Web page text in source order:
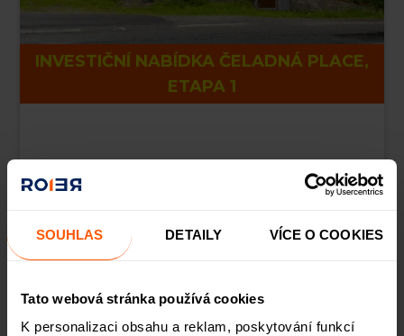
SOUHLAS DETAILY VÍCE O COOKIES
Tato webová stránka používá cookies
K personalizaci obsahu a reklam, poskytování funkcí
INVESTIČNÍ NABÍDKA ČELADNÁ PLACE,
ETAPA 1